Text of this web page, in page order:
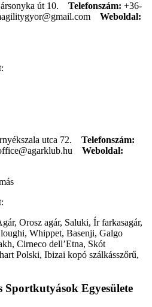
út 10. Telefonszám: +36-
Weboldal:
utca 72. Telefonszám:
Weboldal:
Orosz agár, Saluki, Ír farkasagár,
Whippet, Basenji, Galgo
Cirneco dell’Etna, Skót
Polski, Ibizai kopó szálkásszőrű,
Sportkutyások Egyesülete